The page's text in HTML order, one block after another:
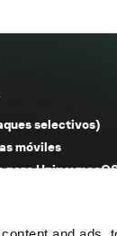
selectivos)
móviles
para Unix y
(IoT)